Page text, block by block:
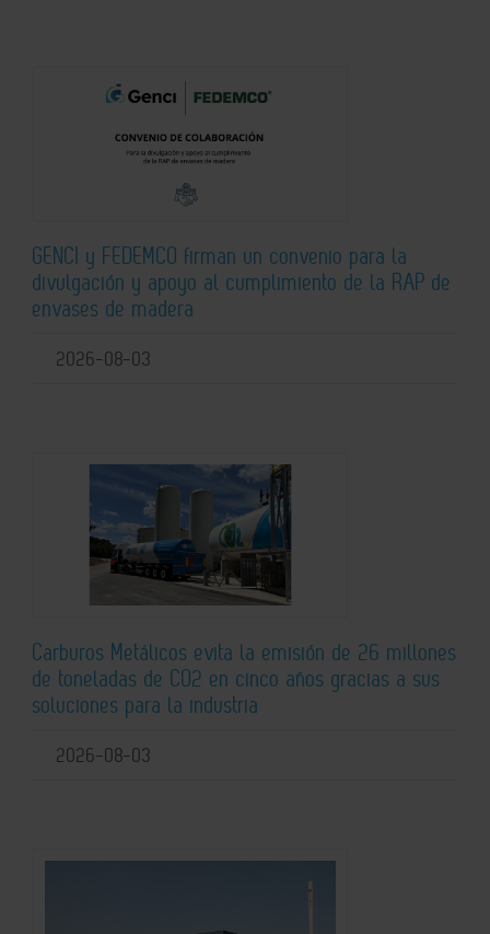
GENCI y FEDEMCO firman un convenio para la
divulgación y apoyo al cumplimiento de la RAP de
envases de madera
2026-08-03
Carburos Metálicos evita la emisión de 26 millones
de toneladas de CO2 en cinco años gracias a sus
soluciones para la industria
2026-08-03